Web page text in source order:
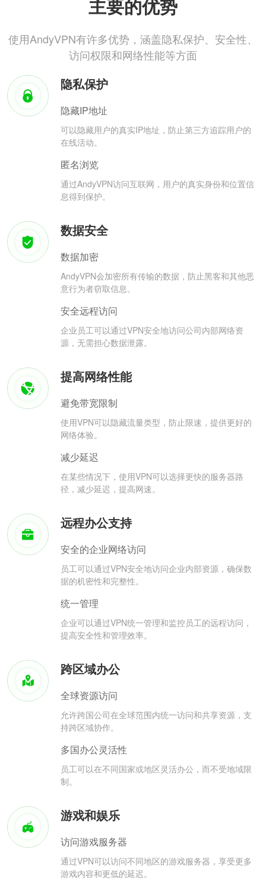
主要的优势
使用AndyVPN有许多优势，涵盖隐私保护、安全性、
访问权限和网络性能等方面
隐私保护
隐藏IP地址
可以隐藏用户的真实IP地址，防止第三方追踪用户的
在线活动。
匿名浏览
通过AndyVPN访问互联网，用户的真实身份和位置信
息得到保护。
数据安全
数据加密
AndyVPN会加密所有传输的数据，防止黑客和其他恶
意行为者窃取信息。
安全远程访问
企业员工可以通过VPN安全地访问公司内部网络资
源，无需担心数据泄露。
提高网络性能
避免带宽限制
使用VPN可以隐藏流量类型，防止限速，提供更好的
网络体验。
减少延迟
在某些情况下，使用VPN可以选择更快的服务器路
径，减少延迟，提高网速。
远程办公支持
安全的企业网络访问
员工可以通过VPN安全地访问企业内部资源，确保数
据的机密性和完整性。
统一管理
企业可以通过VPN统一管理和监控员工的远程访问，
提高安全性和管理效率。
跨区域办公
全球资源访问
允许跨国公司在全球范围内统一访问和共享资源，支
持跨区域协作。
多国办公灵活性
员工可以在不同国家或地区灵活办公，而不受地域限
制。
游戏和娱乐
访问游戏服务器
通过VPN可以访问不同地区的游戏服务器，享受更多
游戏内容和更低的延迟。